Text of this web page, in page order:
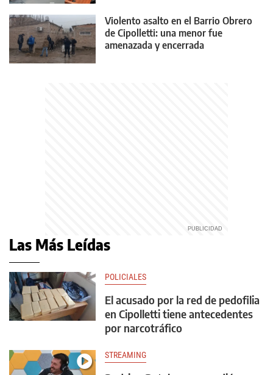
Violento asalto en el Barrio Obrero
de Cipolletti: una menor fue
amenazada y encerrada
Las Más Leídas
POLICIALES
El acusado por la red de pedofilia
en Cipolletti tiene antecedentes
por narcotráfico
STREAMING